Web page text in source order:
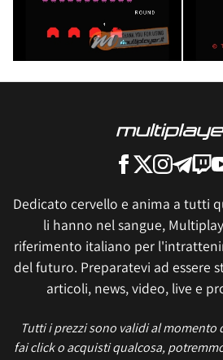
Dedicato cervello e anima a tutti
li hanno nel sangue,
riferimento italiano per
del futuro. Preparatevi ad essere
articoli, news, video, live e
Tutti i prezzi sono validi al momento
fai click o acquisti qualcosa,